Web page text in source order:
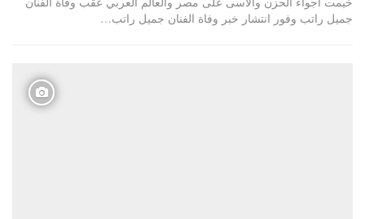
جميل راتب وفور انتشار خبر وفاة الفنان جميل راتب…